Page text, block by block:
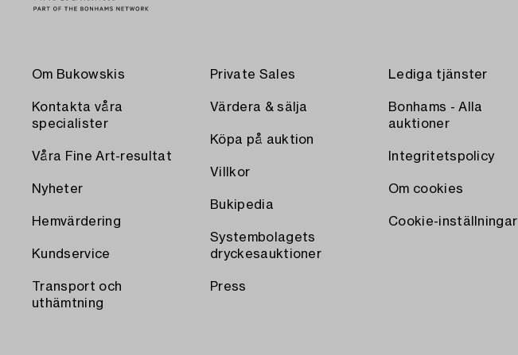
Om Bukowskis
Kontakta våra
specialister
Våra Fine Art-resultat
Nyheter
Hemvärdering
Kundservice
Transport och
uthämtning
Private Sales
Värdera & sälja
Köpa på auktion
Villkor
Bukipedia
Systembolagets
dryckesauktioner
Press
Lediga tjänster
Bonhams - Alla
auktioner
Integritetspolicy
Om cookies
Cookie-inställningar